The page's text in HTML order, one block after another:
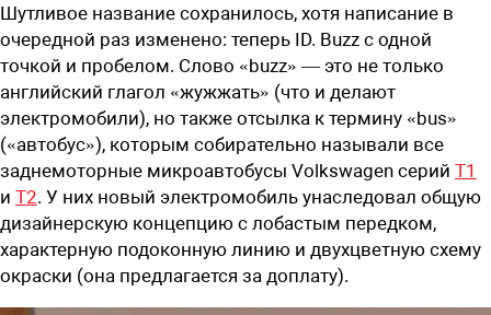
Шутливое название сохранилось, хотя написание в
очередной раз изменено: теперь ID. Buzz с одной
точкой и пробелом. Слово «buzz» — это не только
английский глагол «жужжать» (что и делают
электромобили), но также отсылка к термину «bus»
(«автобус»), которым собирательно называли все
заднемоторные микроавтобусы Volkswagen серий T1
и T2. У них новый электромобиль унаследовал общую
дизайнерскую концепцию с лобастым передком,
характерную подоконную линию и двухцветную схему
окраски (она предлагается за доплату).